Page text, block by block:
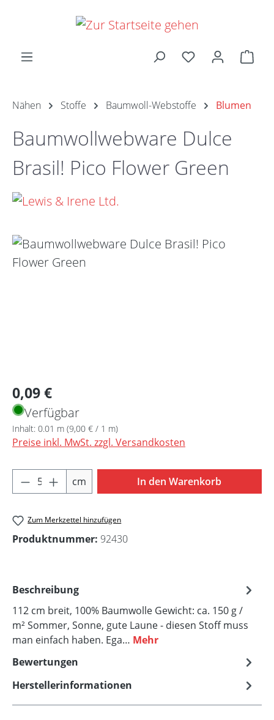
Zum Hauptinhalt springen
Nähen Stoffe Baumwoll-Webstoffe Blumen
Baumwollwebware Dulce
Brasil! Pico Flower Green
Bildergalerie überspringen
Regulärer Preis:
0,09 €
Verfügbar
Inhalt: 0.01 m (9,00 € / 1 m)
Preise inkl. MwSt. zzgl. Versandkosten
Produkt Anzahl: Gib den gewünschten
cm In den Warenkorb
Zum Merkzettel hinzufügen
Produktnummer: 92430
Beschreibung
112 cm breit, 100% Baumwolle Gewicht: ca. 150 g /
m² Sommer, Sonne, gute Laune - diesen Stoff muss
man einfach haben. Ega… Mehr
Bewertungen
Herstellerinformationen